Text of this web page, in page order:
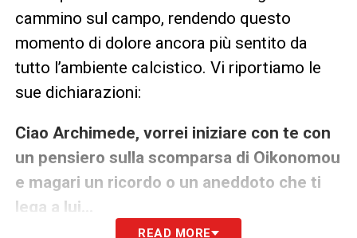
cammino sul campo, rendendo questo
momento di dolore ancora più sentito da
tutto l’ambiente calcistico. Vi riportiamo le
sue dichiarazioni:
Ciao Archimede, vorrei iniziare con te con
un pensiero sulla scomparsa di Oikonomou
e magari un ricordo o un aneddoto che ti
lega a lui…
READ MORE